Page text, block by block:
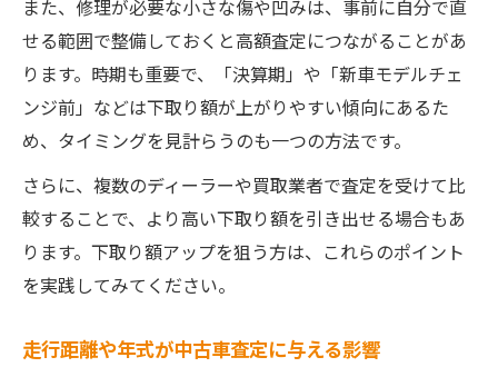
また、修理が必要な小さな傷や凹みは、事前に自分で直
せる範囲で整備しておくと高額査定につながることがあ
ります。時期も重要で、「決算期」や「新車モデルチェ
ンジ前」などは下取り額が上がりやすい傾向にあるた
め、タイミングを見計らうのも一つの方法です。
さらに、複数のディーラーや買取業者で査定を受けて比
較することで、より高い下取り額を引き出せる場合もあ
ります。下取り額アップを狙う方は、これらのポイント
を実践してみてください。
走行距離や年式が中古車査定に与える影響